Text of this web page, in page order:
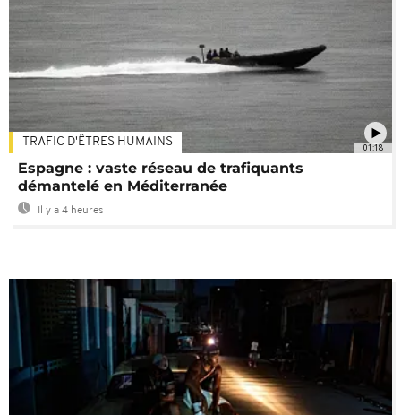
01:18
TRAFIC D'ÊTRES HUMAINS
Espagne : vaste réseau de trafiquants
démantelé en Méditerranée
Il y a 4 heures